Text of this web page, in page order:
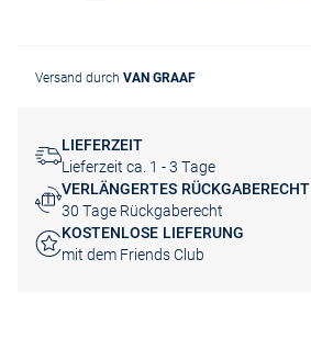
Versand durch VAN GRAAF
LIEFERZEIT
Lieferzeit ca. 1 - 3 Tage
VERLÄNGERTES RÜCKGABERECHT
30 Tage Rückgaberecht
KOSTENLOSE LIEFERUNG
mit dem Friends Club